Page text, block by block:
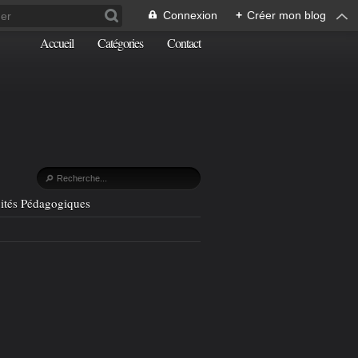
Connexion + Créer mon blog
Accueil Catégories Contact
Pédagogiques